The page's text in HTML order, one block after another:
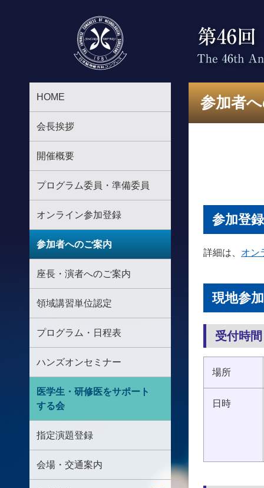
HOME
会長挨拶
開催概要
プログラム委員・準備委員
オンライン参加登録
参加者へのご案内
座長・演者へのご案内
領域講習単位認定
プログラム・日程表
ハンズオンセミナー
医学生・研修医をサポート
する会
指定演題登録
会場・交通案内
参加者
参加登録
詳細は、 オン
現地参
受付時
場所
日時